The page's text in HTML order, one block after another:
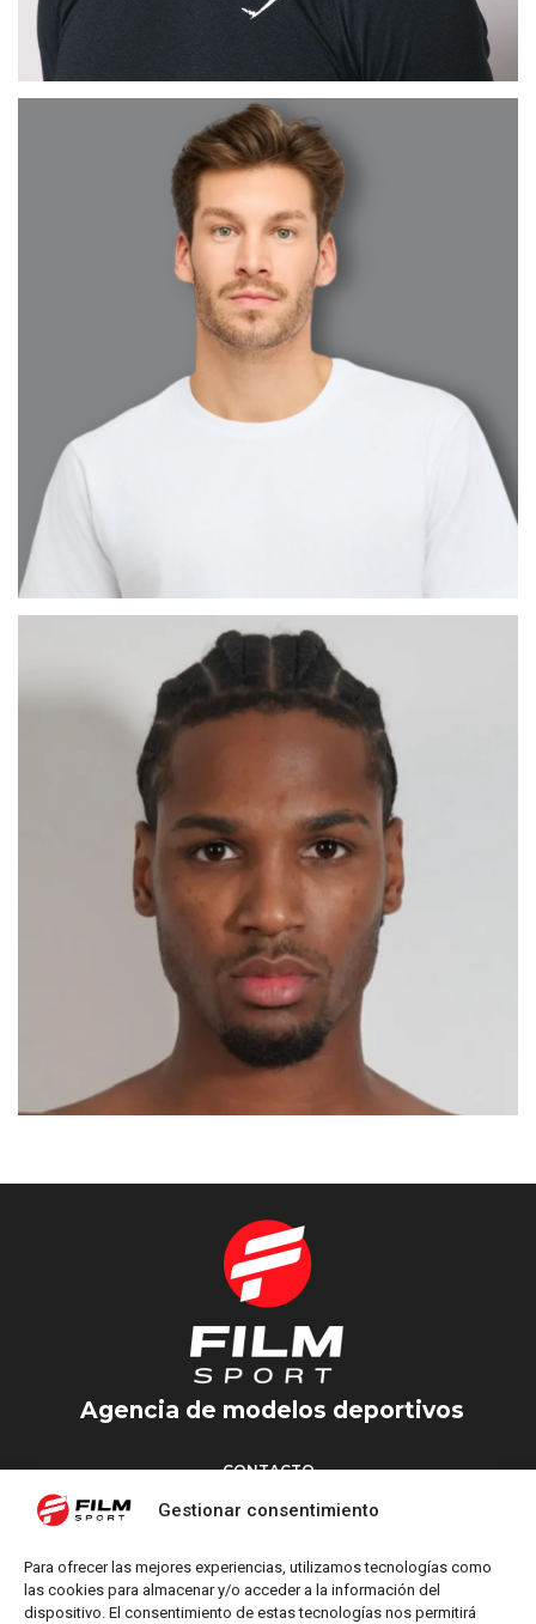
Gestionar consentimiento
Para ofrecer las mejores experiencias, utilizamos tecnologías como
las cookies para almacenar y/o acceder a la información del
dispositivo. El consentimiento de estas tecnologías nos permitirá
MAX
BARCELONA
CÉSAR ABEL
MADRID
AHDYL
Agencia de modelos deportivos
CONTACTO
Torrent d’en Vidalet, 51 baixos
M: info@filmsport.es